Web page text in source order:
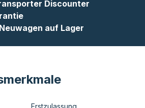
Discounter
auf Lager
Erstzulassung